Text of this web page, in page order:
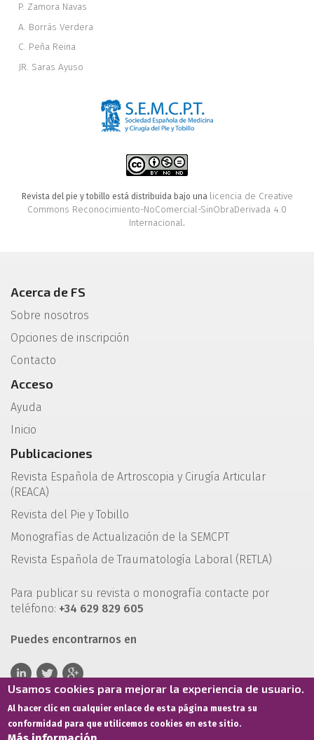
P. Zamora Navas
A. Borrás Verdera
C. Peña Reina
JR. Saras Ayuso
Revista del pie y tobillo está distribuida bajo una licencia de Creative
Commons Reconocimiento-NoComercial-SinObraDerivada 4.0
Internacional.
Acerca de FS
Sobre nosotros
Opciones de inscripción
Contacto
Acceso
Ayuda
Inicio
Publicaciones
Revista Española de Artroscopia y Cirugía Articular
(REACA)
Revista del Pie y Tobillo
Monografías de Actualización de la SEMCPT
Revista Española de Traumatología Laboral (RETLA)
Para publicar su revista o monografía contacte por
teléfono: +34 629 829 605
Puedes encontrarnos en
Usamos cookies para mejorar la experiencia de usuario.
Al hacer clic en cualquier enlace de esta página muestra su
conformidad para que utilicemos cookies en este sitio.